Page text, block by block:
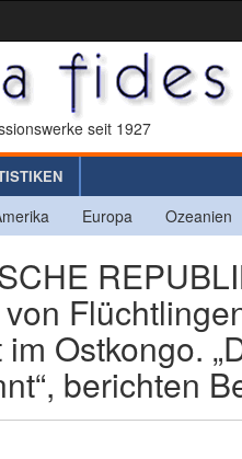
seit 1927
Europa Ozeanien
Ostkongo.
berichten